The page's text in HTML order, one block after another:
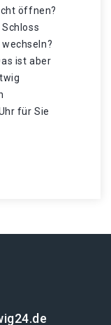
öffnen?
Schloss
ist aber
für Sie